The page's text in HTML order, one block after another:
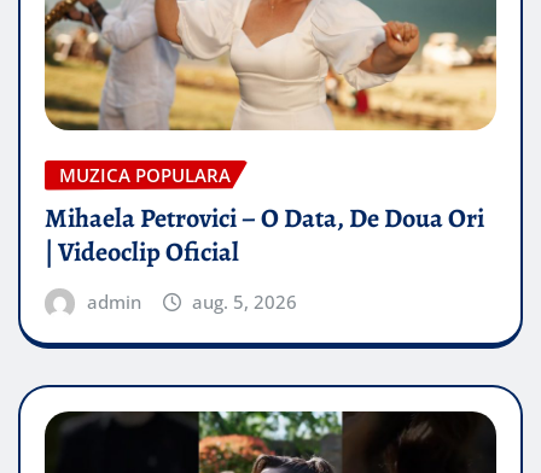
MUZICA POPULARA
Mihaela Petrovici – O Data, De Doua Ori
| Videoclip Oficial
admin aug. 5, 2026